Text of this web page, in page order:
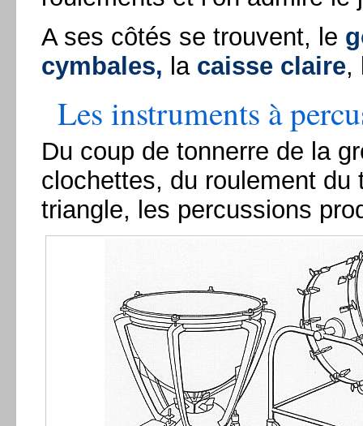
A ses côtés se trouvent, le
cymbales, la caisse claire,
Les instruments à
Du coup de tonnerre de la
clochettes, du roulement
triangle, les percussions